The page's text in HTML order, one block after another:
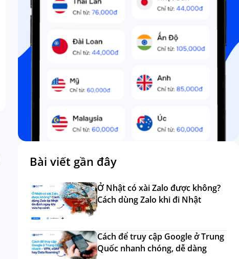
Bài viết gần đây
Ở Nhật có xài Zalo được không?
Cách dùng Zalo khi đi Nhật
Cách để truy cập Google ở Trung
Quốc nhanh chóng, dễ dàng